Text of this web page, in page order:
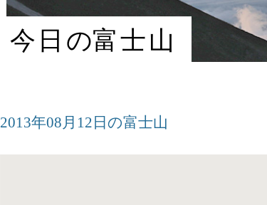
今日 の富士山
2013年08月12日の富士山